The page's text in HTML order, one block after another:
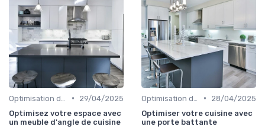
•
29/04/2025
Optimisez votre espace avec
un meuble d'angle de cuisine
•
28/04/2025
Optimiser votre cuisine avec
une porte battante